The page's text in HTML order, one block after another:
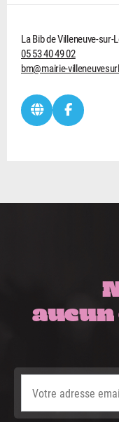
La Bib de Villeneuve-sur-
05 53 40 49 02
bm@mairie-